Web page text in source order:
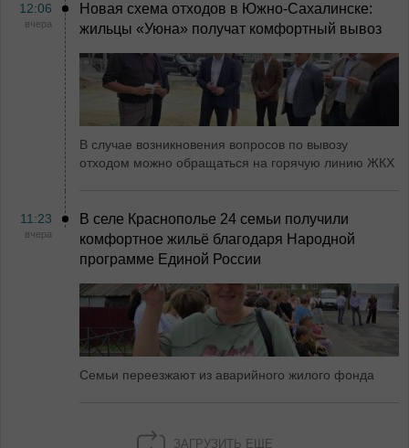
12:06
вчера
Новая схема отходов в Южно-Сахалинске:
жильцы «Уюна» получат комфортный вывоз
В случае возникновения вопросов по вывозу
отходом можно обращаться на горячую линию ЖКХ
11:23
вчера
В селе Краснополье 24 семьи получили
комфортное жильё благодаря Народной
программе Единой России
Семьи переезжают из аварийного жилого фонда
ЗАГРУЗИТЬ ЕЩЕ